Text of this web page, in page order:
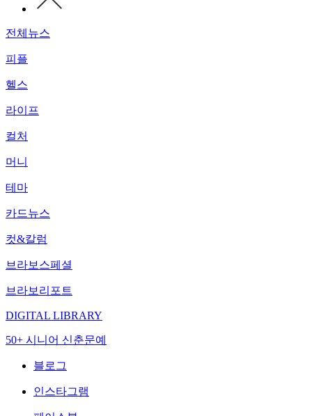
전체뉴스
피플
헬스
라이프
컬처
머니
테마
카드뉴스
컷&칼럼
브라보스페셜
브라보리포트
DIGITAL LIBRARY
50+ 시니어 신춘문예
블로그
인스타그램